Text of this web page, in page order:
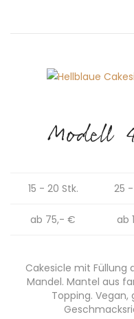
Modell
15 - 20 Stk. 25
ab 75,- € ab
Cakesicle mit Füllung
Mandel. Mantel aus
Topping.